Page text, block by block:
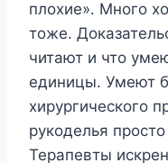
плохие». Много
тоже.
читают и что
единицы. Умеют
хирургического
рукоделья
Терапевты